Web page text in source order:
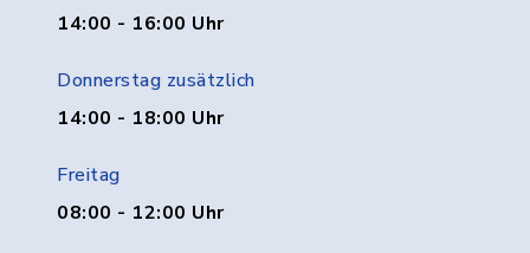
14:00 - 16:00 Uhr
Donnerstag zusätzlich
14:00 - 18:00 Uhr
Freitag
08:00 - 12:00 Uhr